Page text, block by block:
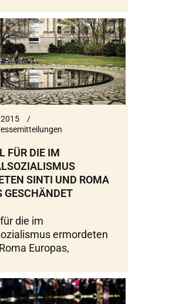
FÜR DIE IM
SINTI UND ROMA
GESCHÄNDET
die im
ermordeten
Europas,